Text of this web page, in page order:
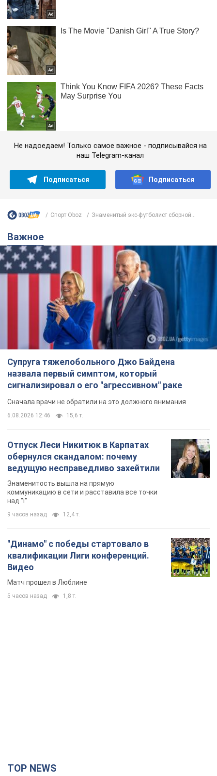
Не надоедаем! Только самое важное - подписывайся на
наш Telegram-канал
Подписаться Подписаться
Спорт Oboz Знаменитый экс-футболист сборной...
Важное
Супруга тяжелобольного Джо Байдена
назвала первый симптом, который
сигнализировал о его "агрессивном" раке
Сначала врачи не обратили на это должного внимания
6.08.2026 12:46 15,6 т.
Отпуск Леси Никитюк в Карпатах
обернулся скандалом: почему
ведущую несправедливо захейтили
Знаменитость вышла на прямую
коммуникацию в сети и расставила все точки
над "i"
9 часов назад 12,4 т.
"Динамо" с победы стартовало в
квалификации Лиги конференций.
Видео
Матч прошел в Люблине
5 часов назад 1,8 т.
TOP NEWS